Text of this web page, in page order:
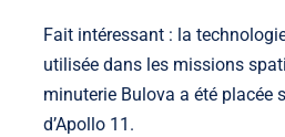
Fait intéressant : la
utilisée dans les missions
minuterie Bulova a été placée
d’Apollo 11.